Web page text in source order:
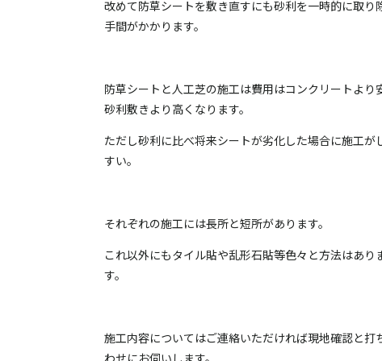
改めて防草シートを敷き直すにも砂利を一時的に取り
手間がかかります。
防草シートと人工芝の施工は費用はコンクリートより
砂利敷きより高くなります。
ただし砂利に比べ将来シートが劣化した場合に施工が
すい。
それぞれの施工には長所と短所があります。
これ以外にもタイル貼や乱形石貼等色々と方法はあり
す。
施工内容についてはご連絡いただければ現地確認と打
わせにお伺いします。